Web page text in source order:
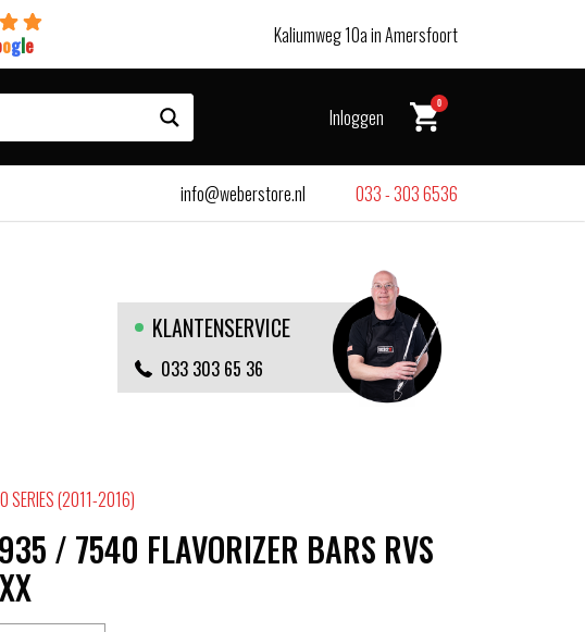
ogle Kaliumweg 10a in Amersfoort
Inloggen
0
info@weberstore.nl 033 - 303 6536
KLANTENSERVICE
033 303 65 36
SERIES (2011-2016)
/ 7540 FLAVORIZER BARS RVS